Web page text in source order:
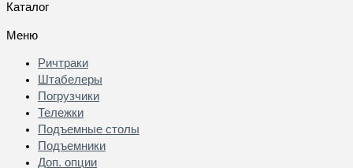
Каталог
Меню
Ричтраки
Штабелеры
Погрузчики
Тележки
Подъемные столы
Подъемники
Доп. опции